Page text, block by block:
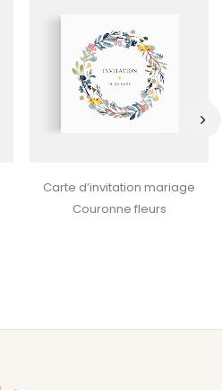
Carte d’invitation mariage
Couronne fleurs